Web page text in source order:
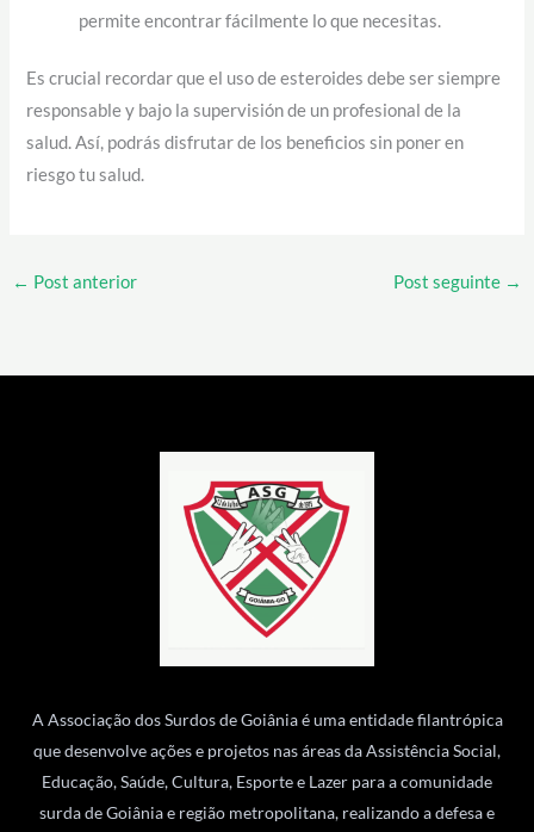
permite encontrar fácilmente lo que necesitas.
Es crucial recordar que el uso de esteroides debe ser siempre
responsable y bajo la supervisión de un profesional de la
salud. Así, podrás disfrutar de los beneficios sin poner en
riesgo tu salud.
← Post anterior Post seguinte →
A Associação dos Surdos de Goiânia é uma entidade filantrópica
que desenvolve ações e projetos nas áreas da Assistência Social,
Educação, Saúde, Cultura, Esporte e Lazer para a comunidade
surda de Goiânia e região metropolitana, realizando a defesa e